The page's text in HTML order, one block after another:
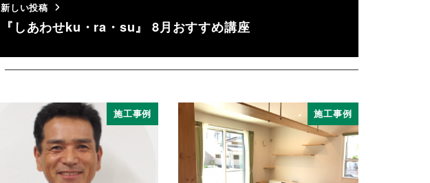
新しい投稿
『しあわせku・ra・su』 8月おすすめ講座
施工事例 施工事例